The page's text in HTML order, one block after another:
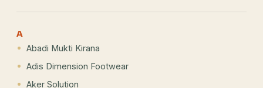
A
Abadi Mukti Kirana
Adis Dimension Footwear
Aker Solution